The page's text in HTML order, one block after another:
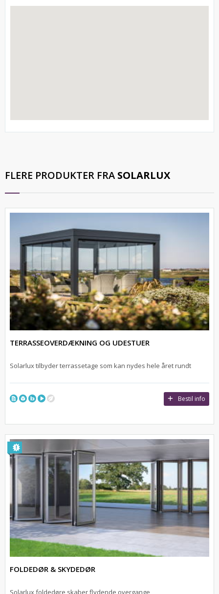
FLERE PRODUKTER FRA SOLARLUX
TERRASSEOVERDÆKNING OG UDESTUER
Solarlux tilbyder terrassetage som kan nydes hele året rundt
Bestil info
FOLDEDØR & SKYDEDØR
Solarlux foldedøre skaber flydende overgange